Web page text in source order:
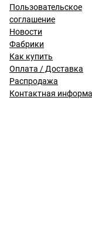
Пользовательское
соглашение
Новости
Фабрики
Как купить
Оплата / Доставка
Распродажа
Контактная